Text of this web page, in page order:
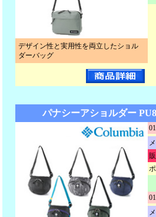
デザイン性と実用性を両立したショル
ダーバッグ
パナシーアショルダー